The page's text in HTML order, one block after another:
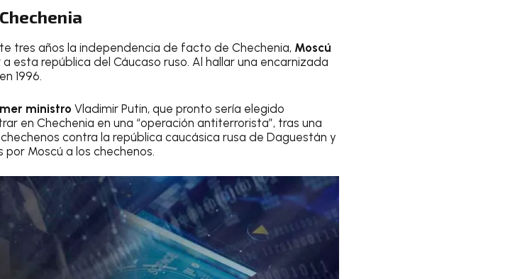
tres años la independencia de facto de Chechenia, Moscú
esta república del Cáucaso ruso. Al hallar una encarnizada
1996.
ministro Vladimir Putin, que pronto sería elegido
en Chechenia en una “operación antiterrorista”, tras una
contra la república caucásica rusa de Daguestán y
Moscú a los chechenos.